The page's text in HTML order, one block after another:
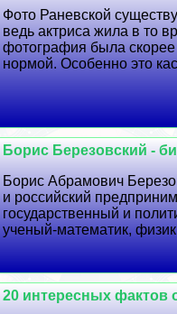
Фото Раневской
ведь актриса жила в то
фотография была
нормой. Особенно это
Борис Березовский -
Борис Абрамович
и российский
государственный и
ученый-математик,
20 интересных фактов